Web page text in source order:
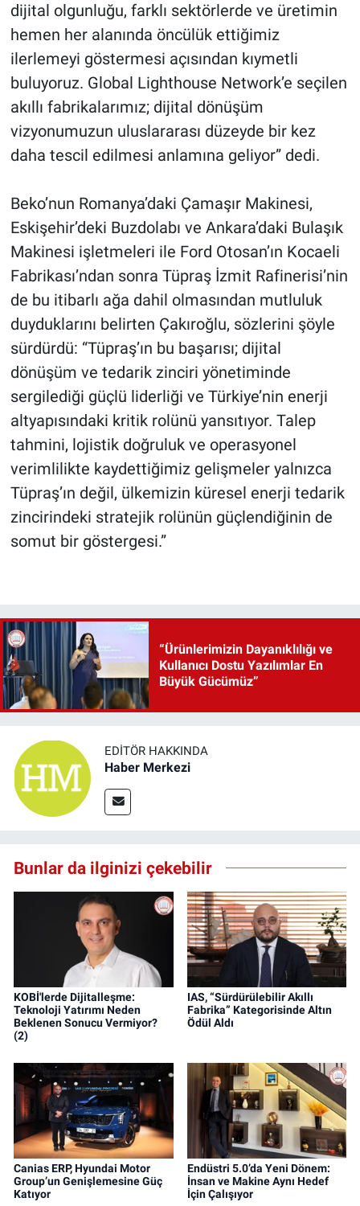
dijital olgunluğu, farklı sektörlerde ve üretimin
hemen her alanında öncülük ettiğimiz
ilerlemeyi göstermesi açısından kıymetli
buluyoruz. Global Lighthouse Network’e seçilen
akıllı fabrikalarımız; dijital dönüşüm
vizyonumuzun uluslararası düzeyde bir kez
daha tescil edilmesi anlamına geliyor” dedi.
Beko’nun Romanya’daki Çamaşır Makinesi,
Eskişehir’deki Buzdolabı ve Ankara’daki Bulaşık
Makinesi işletmeleri ile Ford Otosan’ın Kocaeli
Fabrikası’ndan sonra Tüpraş İzmit Rafinerisi’nin
de bu itibarlı ağa dahil olmasından mutluluk
duyduklarını belirten Çakıroğlu, sözlerini şöyle
sürdürdü: “Tüpraş’ın bu başarısı; dijital
dönüşüm ve tedarik zinciri yönetiminde
sergilediği güçlü liderliği ve Türkiye’nin enerji
altyapısındaki kritik rolünü yansıtıyor. Talep
tahmini, lojistik doğruluk ve operasyonel
verimlilikte kaydettiğimiz gelişmeler yalnızca
Tüpraş’ın değil, ülkemizin küresel enerji tedarik
zincirindeki stratejik rolünün güçlendiğinin de
somut bir göstergesi.”
“Ürünlerimizin Dayanıklılığı ve
Kullanıcı Dostu Yazılımlar En
Büyük Gücümüz”
EDITÖR HAKKINDA
Haber Merkezi
Bunlar da ilginizi çekebilir
KOBİ'lerde Dijitalleşme:
Teknoloji Yatırımı Neden
Beklenen Sonucu Vermiyor?
(2)
IAS, “Sürdürülebilir Akıllı
Fabrika” Kategorisinde Altın
Ödül Aldı
Canias ERP, Hyundai Motor
Group’un Genişlemesine Güç
Katıyor
Endüstri 5.0’da Yeni Dönem:
İnsan ve Makine Aynı Hedef
İçin Çalışıyor